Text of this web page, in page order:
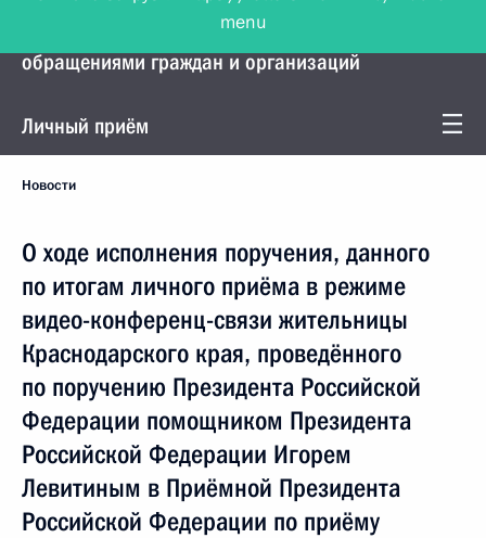
Управление Президента по работе с
обращениями граждан и организаций
Личный приём
Новости
О ходе исполнения поручения, данного
по итогам личного приёма в режиме
видео-конференц-связи жительницы
Краснодарского края, проведённого
по поручению Президента Российской
Федерации помощником Президента
Российской Федерации Игорем
Левитиным в Приёмной Президента
Российской Федерации по приёму
menu